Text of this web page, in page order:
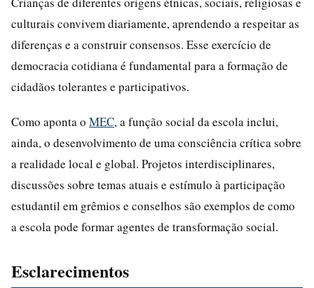
culturais convivem diariamente, aprendendo a respeitar as
diferenças e a construir consensos. Esse exercício de
democracia cotidiana é fundamental para a formação de
cidadãos tolerantes e participativos.
Como aponta o MEC, a função social da escola inclui,
ainda, o desenvolvimento de uma consciência crítica sobre
a realidade local e global. Projetos interdisciplinares,
discussões sobre temas atuais e estímulo à participação
estudantil em grêmios e conselhos são exemplos de como
a escola pode formar agentes de transformação social.
Esclarecimentos